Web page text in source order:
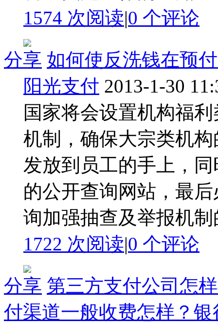
1574 次阅读|0 个评论
分享 如何使反洗钱在预
阳光支付 2013-1-30
国家将会设置机构福
机制，确保大宗类机
发放到员工的手上，
的公开查询网站，最
询加强抽查及举报机
1722 次阅读|0 个评论
分享 第三方支付公司怎
付渠道一般收费怎样？